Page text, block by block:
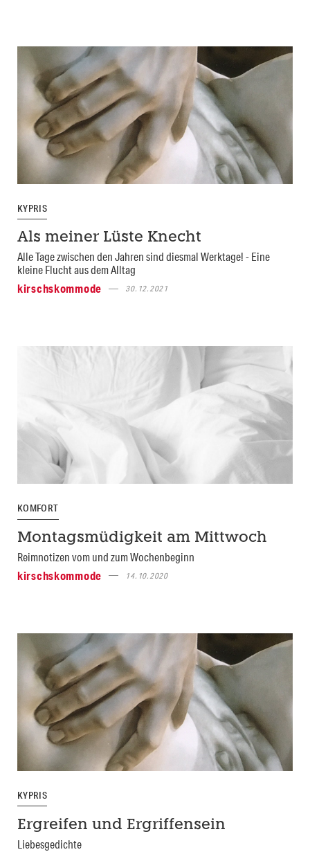
KYPRIS
Als meiner Lüste Knecht
Alle Tage zwischen den Jahren sind diesmal Werktage! - Eine
kleine Flucht aus dem Alltag
kirschskommode
30.12.2021
KOMFORT
Montagsmüdigkeit am Mittwoch
Reimnotizen vom und zum Wochenbeginn
kirschskommode
14.10.2020
KYPRIS
Ergreifen und Ergriffensein
Liebesgedichte